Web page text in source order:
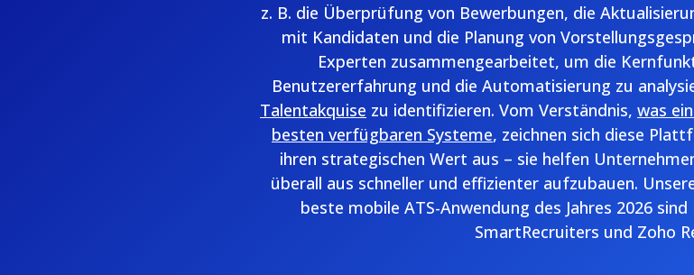
z. B. die Überprüfung von Bewerbungen, die
mit Kandidaten und die Planung von
Experten zusammengearbeitet, um die
Benutzererfahrung und die Automatisierung zu
Talentakquise zu identifizieren. Vom Verständnis, was
besten verfügbaren Systeme, zeichnen sich diese
ihren strategischen Wert aus – sie helfen
überall aus schneller und effizienter aufzubauen.
beste mobile ATS-Anwendung des Jahres 2026
SmartRecruiters und Zoho